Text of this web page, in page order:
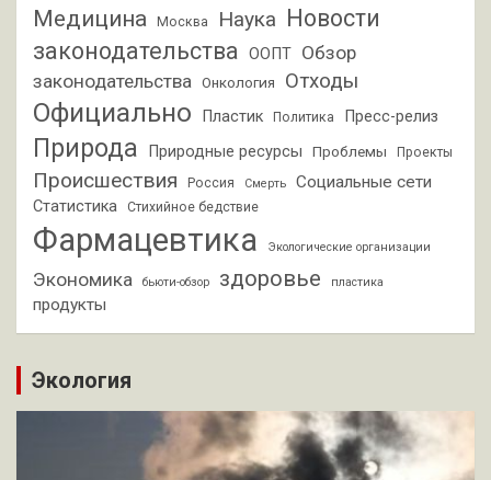
Медицина Москва Наука Новости
законодательства ООПТ Обзор
законодательства Онкология Отходы
Официально Пластик Политика Пресс-релиз
Природа Природные ресурсы Проблемы Проекты
Происшествия Россия Смерть Социальные сети
Статистика Стихийное бедствие
Фармацевтика Экологические организации
Экономика бьюти-обзор здоровье пластика
продукты
Экология